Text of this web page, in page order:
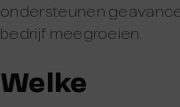
ondersteunen
bedrijf meegroeien.
Welke